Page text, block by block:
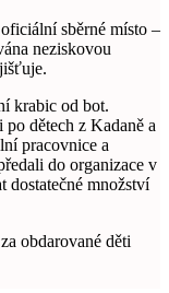
sběrné místo –
neziskovou
krabic od bot.
dětech z Kadaně a
pracovnice a
do organizace v
dostatečné množství
obdarované děti